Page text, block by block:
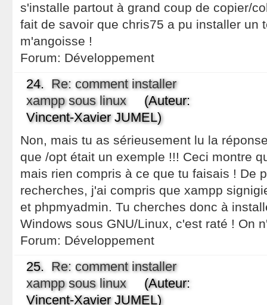
s'installe partout à grand coup de copier/
fait de savoir que chris75 a pu installer un
m'angoisse !
Forum: Développement
24. Re: comment installer
xampp sous linux(Auteur:
Vincent-Xavier JUMEL)
Non, mais tu as sérieusement lu la
que /opt était un exemple !!! Ceci montre
mais rien compris à ce que tu faisais ! De
recherches, j'ai compris que xampp
et phpmyadmin. Tu cherches donc à
Windows sous GNU/Linux, c'est raté ! On
Forum: Développement
25. Re: comment installer
xampp sous linux(Auteur:
Vincent-Xavier JUMEL)